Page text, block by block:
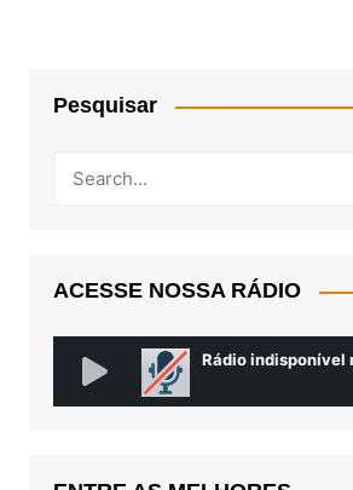
Pesquisar
ACESSE NOSSA RÁDIO